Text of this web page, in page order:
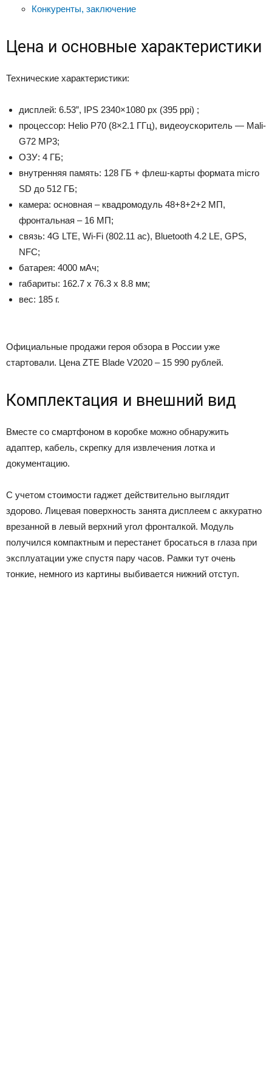
Конкуренты, заключение
Цена и основные характеристики
Технические характеристики:
дисплей: 6.53”, IPS 2340×1080 px (395 ppi) ;
процессор: Helio P70 (8×2.1 ГГц), видеоускоритель — Mali-
G72 MP3;
ОЗУ: 4 ГБ;
внутренняя память: 128 ГБ + флеш-карты формата micro
SD до 512 ГБ;
камера: основная – квадромодуль 48+8+2+2 МП,
фронтальная – 16 МП;
связь: 4G LTE, Wi-Fi (802.11 ac), Bluetooth 4.2 LE, GPS,
NFC;
батарея: 4000 мАч;
габариты: 162.7 х 76.3 х 8.8 мм;
вес: 185 г.
Официальные продажи героя обзора в России уже
стартовали. Цена ZTE Blade V2020 – 15 990 рублей.
Комплектация и внешний вид
Вместе со смартфоном в коробке можно обнаружить
адаптер, кабель, скрепку для извлечения лотка и
документацию.
С учетом стоимости гаджет действительно выглядит
здорово. Лицевая поверхность занята дисплеем с аккуратно
врезанной в левый верхний угол фронталкой. Модуль
получился компактным и перестанет бросаться в глаза при
эксплуатации уже спустя пару часов. Рамки тут очень
тонкие, немного из картины выбивается нижний отступ.